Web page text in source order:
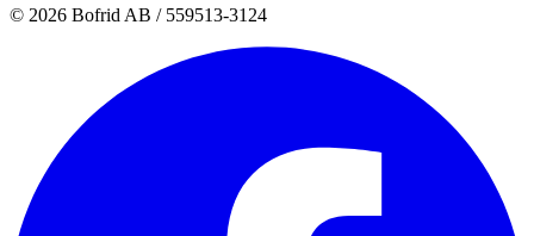
© 2026 Bofrid AB / 559513-3124